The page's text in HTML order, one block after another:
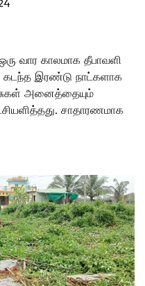
வார காலமாக தீபாவளி
கடந்த இரண்டு நாட்களாக
அனைத்தையும்
சாதாரணமாக